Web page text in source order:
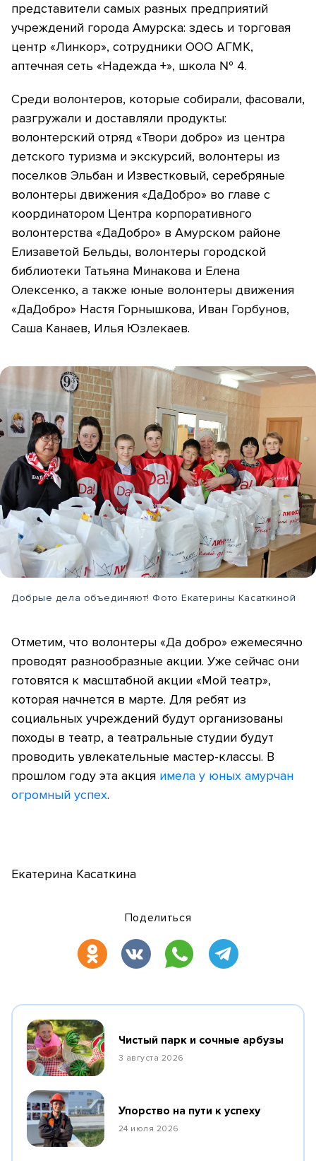
представители самых разных предприятий
учреждений города Амурска: здесь и торговая
центр «Линкор», сотрудники ООО АГМК,
аптечная сеть «Надежда +», школа № 4.
Среди волонтеров, которые собирали, фасовали,
разгружали и доставляли продукты:
волонтерский отряд «Твори добро» из центра
детского туризма и экскурсий, волонтеры из
поселков Эльбан и Известковый, серебряные
волонтеры движения «ДаДобро» во главе с
координатором Центра корпоративного
волонтерства «ДаДобро» в Амурском районе
Елизаветой Бельды, волонтеры городской
библиотеки Татьяна Минакова и Елена
Олексенко, а также юные волонтеры движения
«ДаДобро» Настя Горнышкова, Иван Горбунов,
Саша Канаев, Илья Юзлекаев.
Добрые дела объединяют! Фото Екатерины Касаткиной
Отметим, что волонтеры «Да добро» ежемесячно
проводят разнообразные акции. Уже сейчас они
готовятся к масштабной акции «Мой театр»,
которая начнется в марте. Для ребят из
социальных учреждений будут организованы
походы в театр, а театральные студии будут
проводить увлекательные мастер-классы. В
прошлом году эта акция имела у юных амурчан
огромный успех.
Екатерина Касаткина
Поделиться
Чистый парк и сочные арбузы
3 августа 2026
Упорство на пути к успеху
24 июля 2026